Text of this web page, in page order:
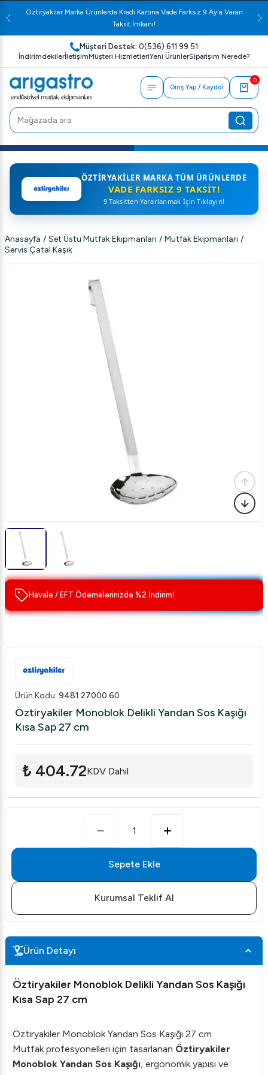
Öztiryakiler Marka Ürünlerde Kredi Kartına Vade Farksız 9 Ay'a Varan
Taksit İmkanı!
Müşteri Destek: 0(536) 611 99 51
İndirimdekilerİletişimMüşteri HizmetleriYeni ÜrünlerSiparişim Nerede?
Giriş Yap / Kaydol
0
ÖZTIRYAKILER MARKA TÜM ÜRÜNLERDE
VADE FARKSIZ 9 TAKSIT!
9 Taksitten Yararlanmak İçin Tıklayın!
Anasayfa / Set Üstü Mutfak Ekipmanları / Mutfak Ekipmanları /
Servis Çatal Kaşık
Havale / EFT Ödemelerinizde %2 İndirim!
Ürün Kodu: 9481.27000.60
Öztiryakiler Monoblok Delikli Yandan Sos Kaşığı
Kısa Sap 27 cm
₺ 404.72KDV Dahil
1
Sepete Ekle
Kurumsal Teklif Al
Ürün Detayı
Öztiryakiler Monoblok Delikli Yandan Sos Kaşığı
Kısa Sap 27 cm
Öztiryakiler Monoblok Yandan Sos Kaşığı 27 cm
Mutfak profesyonelleri için tasarlanan Öztiryakiler
Monoblok Yandan Sos Kaşığı, ergonomik yapısı ve